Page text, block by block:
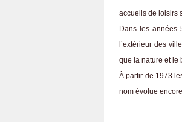
accueils de loisirs
Dans les années
l’extérieur des
que la nature et le
À partir de 1973
nom évolue